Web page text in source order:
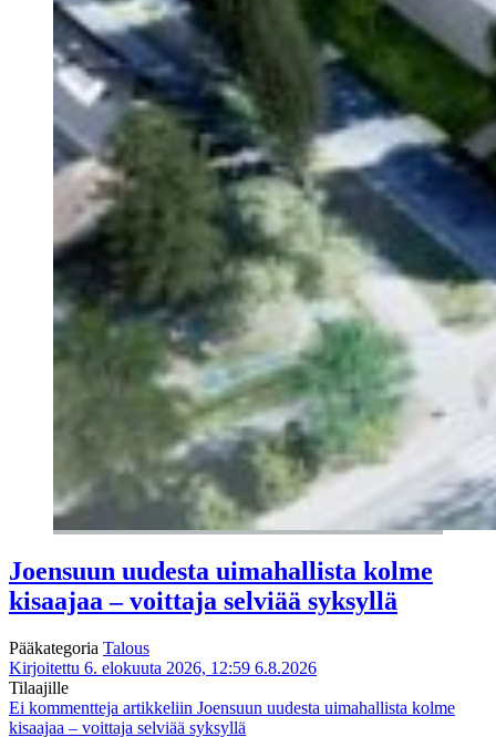
Joensuun uudesta uimahallista kolme
kisaajaa – voittaja selviää syksyllä
Pääkategoria Talous
Kirjoitettu 6. elokuuta 2026, 12:59 6.8.2026
Tilaajille
Ei kommentteja artikkeliin Joensuun uudesta uimahallista kolme
kisaajaa – voittaja selviää syksyllä